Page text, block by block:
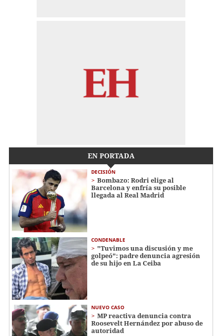
EN PORTADA
DECISIÓN
Bombazo: Rodri elige al
Barcelona y enfría su posible
llegada al Real Madrid
CONDENABLE
"Tuvimos una discusión y me
golpeó": padre denuncia agresión
de su hijo en La Ceiba
NUEVO CASO
MP reactiva denuncia contra
Roosevelt Hernández por abuso de
autoridad